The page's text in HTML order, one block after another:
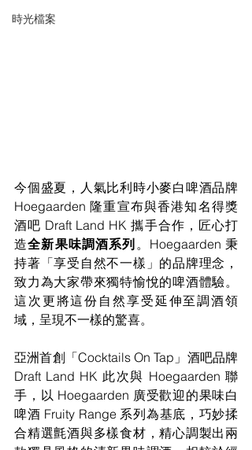
時光檔案
今個盛夏，人氣比利時小麥白啤酒品牌
Hoegaarden 隆重宣布與香港知名得獎
酒吧 Draft Land HK 攜手合作，匠心打
造全新果味調酒系列 。Hoegaarden 秉
持著「享受自然不一樣」的品牌理念，
致力為大家帶來獨特愉悅的啤酒體驗。
這次更將這份自然享受延伸至調酒領
域，呈現不一樣的驚喜。
亞洲首創「Cocktails On Tap」酒吧品牌
Draft Land HK 此次與 Hoegaarden 聯
手，以 Hoegaarden 廣受歡迎的果味白
啤酒 Fruity Range 系列為基底，巧妙揉
合精選氈酒與多樣食材，精心調製出兩